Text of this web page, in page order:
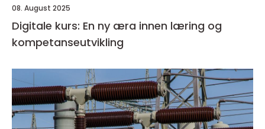
08. August 2025
Digitale kurs: En ny æra innen læring og
kompetanseutvikling